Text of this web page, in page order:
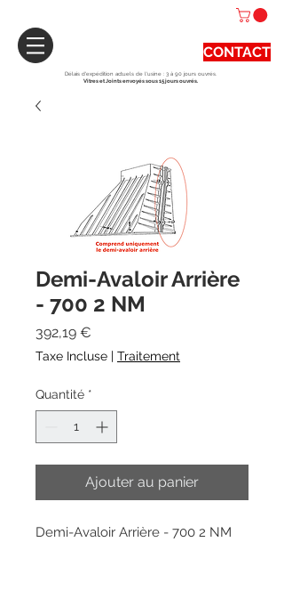
CONTACT
Délais d'expédition actuels de l'usine : 3 à 90 jours ouvrés.
Vitres et Joints envoyés sous 15 jours ouvrés.
Demi-Avaloir Arrière
- 700 2 NM
392,19 €
Taxe Incluse | Traitement
Quantité *
Ajouter au panier
Demi-Avaloir Arrière - 700 2 NM